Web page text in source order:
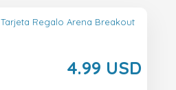
Tarjeta Regalo Arena Breakout
4.99 USD